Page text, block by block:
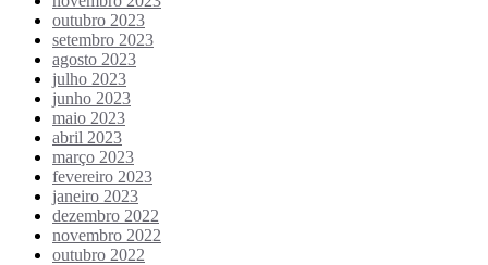
outubro 2023
setembro 2023
agosto 2023
julho 2023
junho 2023
maio 2023
abril 2023
março 2023
fevereiro 2023
janeiro 2023
dezembro 2022
novembro 2022
outubro 2022